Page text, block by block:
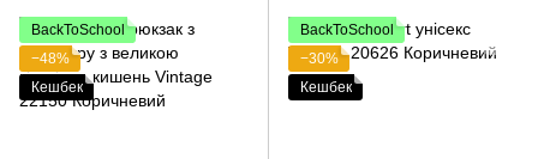
BackToSchool
−48%
Кешбек
BackToSchool
−30%
Кешбек